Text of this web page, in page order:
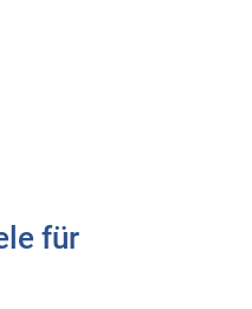
für